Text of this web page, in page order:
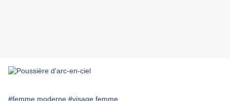
#femme moderne #visage femme